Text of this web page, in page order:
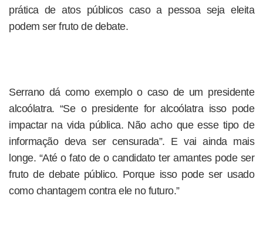
prática de atos públicos caso a pessoa seja eleita
podem ser fruto de debate.
Serrano dá como exemplo o caso de um presidente
alcoólatra. “Se o presidente for alcoólatra isso pode
impactar na vida pública. Não acho que esse tipo de
informação deva ser censurada”. E vai ainda mais
longe. “Até o fato de o candidato ter amantes pode ser
fruto de debate público. Porque isso pode ser usado
como chantagem contra ele no futuro.”